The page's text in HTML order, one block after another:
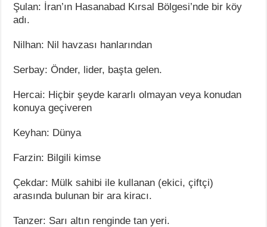
Şulan: İran’ın Hasanabad Kırsal Bölgesi’nde bir köy
adı.
Nilhan: Nil havzası hanlarından
Serbay: Önder, lider, başta gelen.
Hercai: Hiçbir şeyde kararlı olmayan veya konudan
konuya geçiveren
Keyhan: Dünya
Farzin: Bilgili kimse
Çekdar: Mülk sahibi ile kullanan (ekici, çiftçi)
arasında bulunan bir ara kiracı.
Tanzer: Sarı altın renginde tan yeri.